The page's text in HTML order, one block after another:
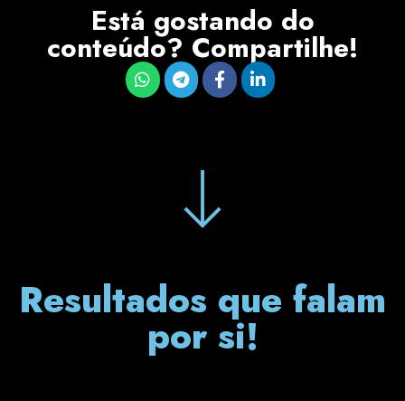
Está gostando do
conteúdo? Compartilhe!
Resultados que falam
por si!